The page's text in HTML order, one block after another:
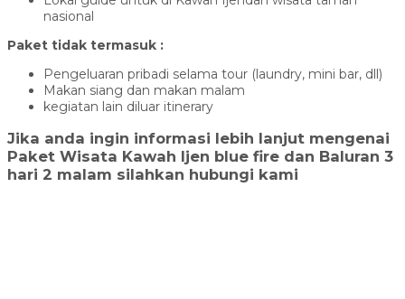
nasional
Paket tidak termasuk :
Pengeluaran pribadi selama tour (laundry, mini bar, dll)
Makan siang dan makan malam
kegiatan lain diluar itinerary
Jika anda ingin informasi lebih lanjut mengenai
Paket Wisata Kawah Ijen blue fire dan Baluran 3
hari 2 malam silahkan hubungi kami